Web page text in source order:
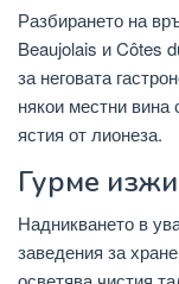
Разбирането на
Beaujolais и Côtes
за неговата
някои местни
ястия от лионеза.
Гурме
Надникването в
заведения за